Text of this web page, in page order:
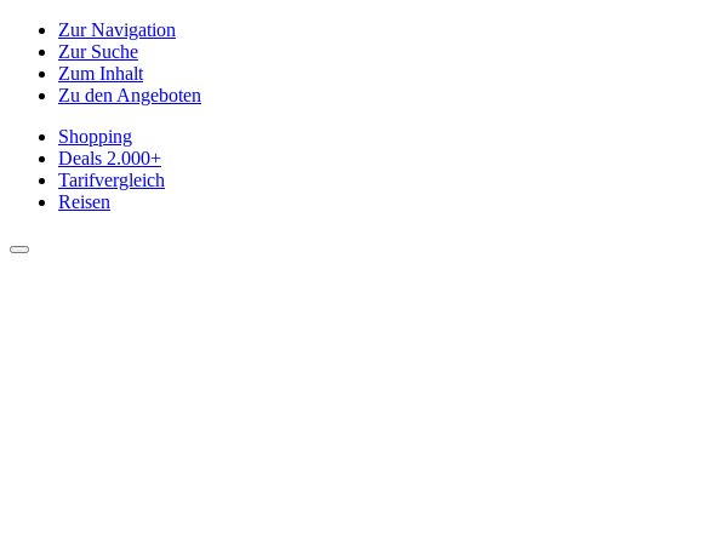
Zur Navigation
Zur Suche
Zum Inhalt
Zu den Angeboten
Shopping
Deals 2.000+
Tarifvergleich
Reisen